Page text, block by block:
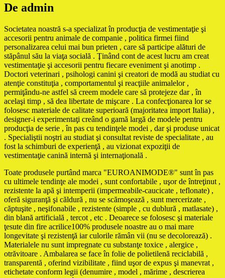
De admin
Societatea noastră s-a specializat în producţia de vestimentaţie şi
accesorii pentru animale de companie , politica firmei fiind
personalizarea celui mai bun prieten , care să participe alături de
stăpânul său la viaţa socială . Ţinând cont de acest lucru am creat
vestimentaţie şi accesorii pentru fiecare eveniment şi anotimp .
Doctori veterinari , psihologi canini şi creatori de modă au studiat cu
atenţie constituţia , comportamentul şi reacţiile animalelor ,
permiţându-ne astfel să creem modele care să protejeze dar , în
acelaşi timp , să dea libertate de mişcare . La confecţionarea lor se
folosesc materiale de calitate superioară (majoritatea import Italia) ,
designer-i experimentaţi creând o gamă largă de modele pentru
producţia de serie , în pas cu tendinţele modei , dar şi produse unicat
. Specialiştii noştri au studiat şi consultat reviste de specialitate , au
fost la schimburi de experienţă , au vizionat expoziţii de
vestimentaţie canină internă şi internaţională .
Toate produsele purtând marca "EUROANIMODE®" sunt în pas
cu ultimele tendinţe ale modei , sunt confortabile , uşor de întreţinut ,
rezistente la apă şi intemperii (impermeabile-caucicate , teflonate) ,
oferă siguranţă şi căldură , nu se scămoşează , sunt mercerizate ,
căptuşite , neşifonabile , rezistente (simple , cu dublură , matlasate) ,
din blană artificială , tercot , etc . Deoarece se folosesc şi materiale
ţesute din fire acrilice100% produsele noastre au o mai mare
longevitate şi rezistenţă iar culorile rămân vii (nu se decolorează) .
Materialele nu sunt impregnate cu substanţe toxice , alergice ,
otrăvitoare . Ambalarea se face în folie de polietilenă reciclabilă ,
transparentă , oferind vizibilitate , fiind uşor de expus şi manevrat ,
etichetate conform legii (denumire , model , mărime , descrierea